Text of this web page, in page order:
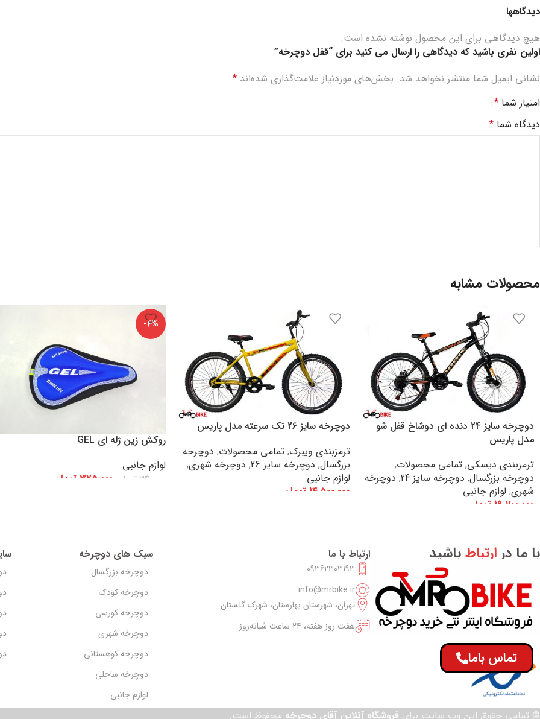
دیدگاهها
هیچ دیدگاهی برای این محصول نوشته نشده است.
اولین نفری باشید که دیدگاهی را ارسال می کنید برای “قفل دوچرخه”
نشانی ایمیل شما منتشر نخواهد شد. بخش‌های موردنیاز علامت‌گذاری شده‌اند *
امتیاز شما *
دیدگاه شما *
ذخیره نام، ایمیل و وبسایت من در مرورگر برای زمانی که دوباره دیدگاهی می‌نویسم.
محصولات مشابه
دوچرخه سایز 24 دنده ای دوشاخ قفل شو
مدل پاریس
ترمزبندی دیسکی, تمامی محصولات,
دوچرخه بزرگسال, دوچرخه سایز 24 , دوچرخه
شهری, لوازم جانبی
19,700,000 تومان
دوچرخه سایز 26 تک سرعته مدل پاریس
ترمزبندی ویبرک,تمامی محصولات, دوچرخه
بزرگسال, دوچرخه سایز 26 , دوچرخه شهری,
لوازم جانبی
14,500,000 تومان
-4%
روکش زین ژله ای GEL
لوازم جانبی
340,000تومان 325,000 تومان
با ما در ارتباطباشید ارتباط با ما
09362303193
info@mrbike.ir
تهران، شهرستان بهارستان، شهرک گلستان
هفت روز هفته، ۲۴ ساعت شبانه‌روز
تماس باما
سبک های دوچرخه
دوچرخه بزرگسال
دوچرخه کودک
دوچرخه کورسی
دوچرخه شهری
دوچرخه کوهستانی
دوچرخه ساحلی
لوازم جانبی
© تمامی حقوق این وب سایت برای فروشگاه آنلاین آقای دوچرخه محفوظ است.